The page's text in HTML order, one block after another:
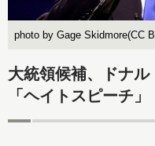
photo by Gage Skidmore(CC
大統領候補、ドナ
「ヘイトスピーチ」